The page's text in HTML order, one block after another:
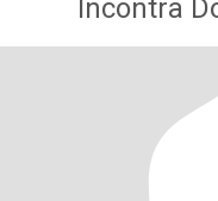
Incontra